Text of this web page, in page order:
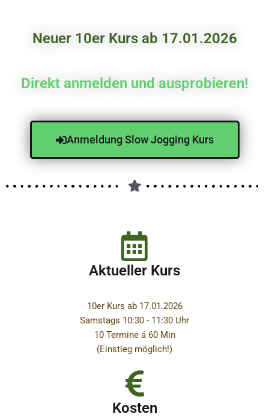
Neuer 10er Kurs ab 17.01.2026
Direkt anmelden und ausprobieren!
Anmeldung Slow Jogging Kurs
Aktueller Kurs
10er Kurs ab 17.01.2026
Samstags 10:30 - 11:30 Uhr
10 Termine á 60 Min
(Einstieg möglich!)
Kosten